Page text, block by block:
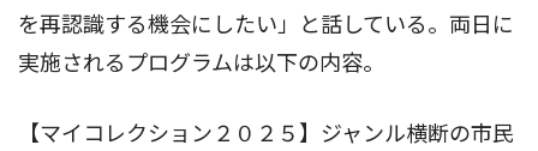
を再認識する機会にしたい」と話している。両日に
実施されるプログラムは以下の内容。
【マイコレクション２０２５】ジャンル横断の市民